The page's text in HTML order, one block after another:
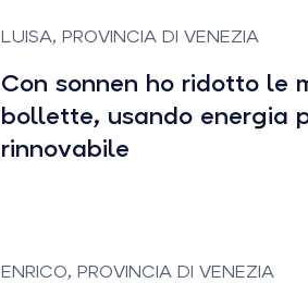
LUISA, PROVINCIA DI VENEZIA
Con sonnen ho ridotto le
bollette, usando energia
rinnovabile
ENRICO, PROVINCIA DI VENEZIA